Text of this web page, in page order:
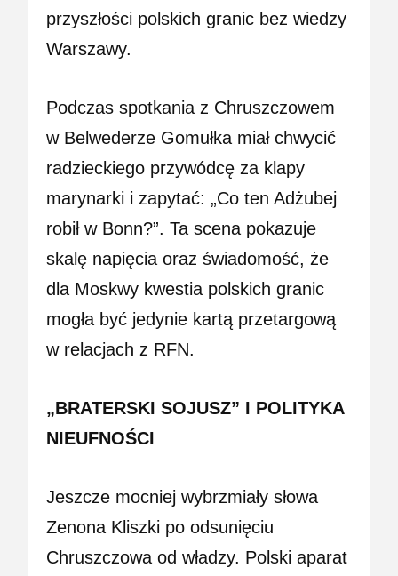
przyszłości polskich granic bez wiedzy
Warszawy.
Podczas spotkania z Chruszczowem
w Belwederze Gomułka miał chwycić
radzieckiego przywódcę za klapy
marynarki i zapytać: „Co ten Adżubej
robił w Bonn?”. Ta scena pokazuje
skalę napięcia oraz świadomość, że
dla Moskwy kwestia polskich granic
mogła być jedynie kartą przetargową
w relacjach z RFN.
„BRATERSKI SOJUSZ” I POLITYKA
NIEUFNOŚCI
Jeszcze mocniej wybrzmiały słowa
Zenona Kliszki po odsunięciu
Chruszczowa od władzy. Polski aparat